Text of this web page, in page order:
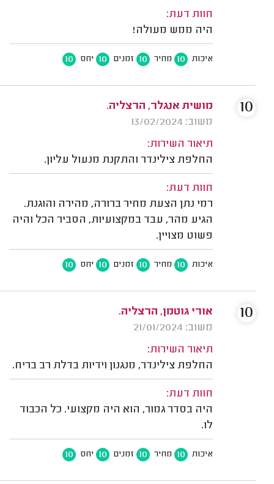
חוות דעת:
היה ממש מעולה!
איכות 10 מחיר 10 זמנים 10 יחס 10
מושית אנגלר, הרצליה.
משוב: 13/02/2024
תיאור השירות:
החלפת צילינדר והתקנת מנעול עליון.
חוות דעת:
רמי נתן הצעת מחיר ברורה, מהירה והוגנת.
הגיע מהר, עבד במקצועיות, הסביר הכל והיה
פשוט מצויין.
איכות 10 מחיר 10 זמנים 10 יחס 10
10
אורי גוטמן, הרצליה.
משוב: 21/01/2024
תיאור השירות:
החלפת צילינדר, מנגנון וידיות בדלת רב בריח.
חוות דעת:
היה בסדר גמור, הוא היה מקצועי. כל הכבוד
לו.
איכות 10 מחיר 10 זמנים 10 יחס 10
10